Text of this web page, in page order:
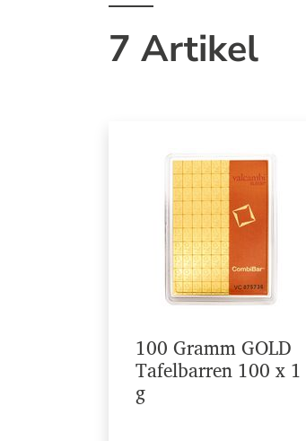
7 Artikel
100 Gramm GOLD
Tafelbarren 100 x 1
g